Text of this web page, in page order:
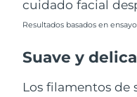
cuidado facial
Resultados basados en
Suave y
Los filamentos